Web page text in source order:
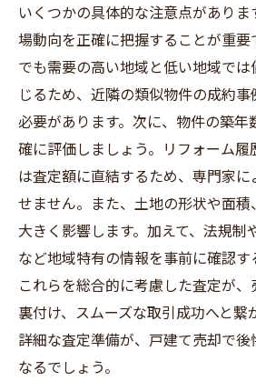
いくつかの具体的な注意点があり
場動向を正確に把握することが重要
でも需要の高い地域と低い地域で
じるため、近隣の類似物件の成約
必要があります。次に、物件の築
確に評価しましょう。リフォーム
は査定額に直結するため、専門家
せません。また、土地の形状や面
大きく影響します。加えて、法規制
など地域特有の情報を事前に確認す
これらを総合的に考慮した査定が
裏付け、スムーズな取引成功へと繋
詳細な査定準備が、戸建て売却で後
なるでしょう。